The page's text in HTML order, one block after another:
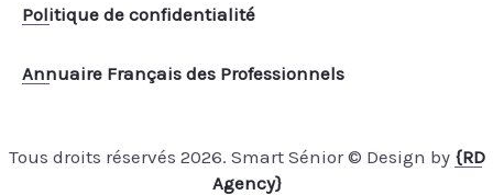
Politique de confidentialité
Annuaire Français des Professionnels
Tous droits réservés 2026. Smart Sénior © Design by {RD
Agency}